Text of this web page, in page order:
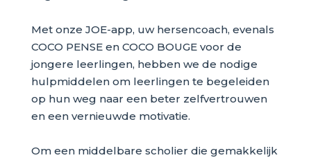
Met onze JOE-app, uw hersencoach, evenals
COCO PENSE en COCO BOUGE voor de
jongere leerlingen, hebben we de nodige
hulpmiddelen om leerlingen te begeleiden
op hun weg naar een beter zelfvertrouwen
en een vernieuwde motivatie.
Om een middelbare scholier die gemakkelijk